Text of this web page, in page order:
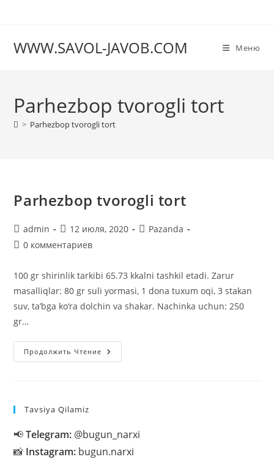
WWW.SAVOL-JAVOB.COM Меню
Parhezbop tvorogli tort
> Parhezbop tvorogli tort
Parhezbop tvorogli tort
Автор
записи:
admin
Запись
опубликована:
12 июля, 2020
Рубрика
Pazanda
Комментарии
записи:
0 комментариев
100 gr shirinlik tarkibi 65.73 kkalni tashkil etadi. Zarur
masalliqlar: 80 gr suli yormasi, 1 dona tuxum oqi, 3 stakan
suv, ta’bga ko‘ra dolchin va shakar. Nachinka uchun: 250
gr…
Продолжить Чтение Parhezbop
Tvorogli
Tavsiya Qilamiz
📢Telegram: @bugun_narxi
📸 Instagram: bugun.narxi